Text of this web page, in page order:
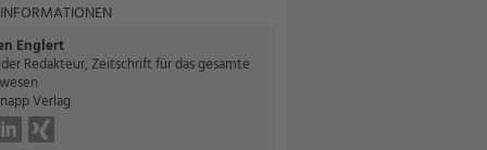
Englert
Redakteur, Zeitschrift für das gesamte
Verlag